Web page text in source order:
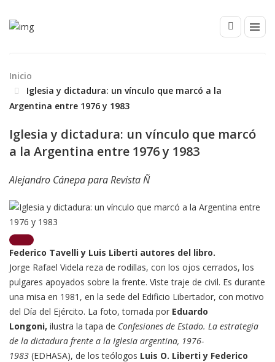
Inicio
Iglesia y dictadura: un vínculo que marcó a la
Argentina entre 1976 y 1983
Iglesia y dictadura: un vínculo que marcó
a la Argentina entre 1976 y 1983
Alejandro Cánepa para Revista Ñ
Federico Tavelli y Luis Liberti autores del libro.
Jorge Rafael Videla reza de rodillas, con los ojos cerrados, los
pulgares apoyados sobre la frente. Viste traje de civil. Es durante
una misa en 1981, en la sede del Edificio Libertador, con motivo
del Día del Ejército. La foto, tomada por Eduardo
Longoni, ilustra la tapa de Confesiones de Estado. La estrategia
de la dictadura frente a la Iglesia argentina, 1976-
1983 (EDHASA), de los teólogos Luis O. Liberti y Federico